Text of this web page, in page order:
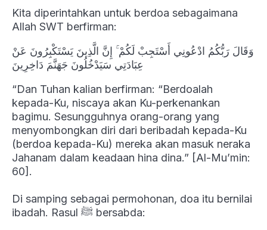
Kita diperintahkan untuk berdoa sebagaimana
Allah SWT berfirman:
وَقَالَ رَبُّكُمُ ادْعُونِي أَسْتَجِبْ لَكُمْ ۚ إِنَّ الَّذِينَ يَسْتَكْبِرُونَ عَنْ
عِبَادَتِي سَيَدْخُلُونَ جَهَنَّمَ دَاخِرِينَ
“Dan Tuhan kalian berfirman: “Berdoalah
kepada-Ku, niscaya akan Ku-perkenankan
bagimu. Sesungguhnya orang-orang yang
menyombongkan diri dari beribadah kepada-Ku
(berdoa kepada-Ku) mereka akan masuk neraka
Jahanam dalam keadaan hina dina.” [Al-Mu’min:
60].
Di samping sebagai permohonan, doa itu bernilai
ibadah. Rasul ﷺ bersabda: